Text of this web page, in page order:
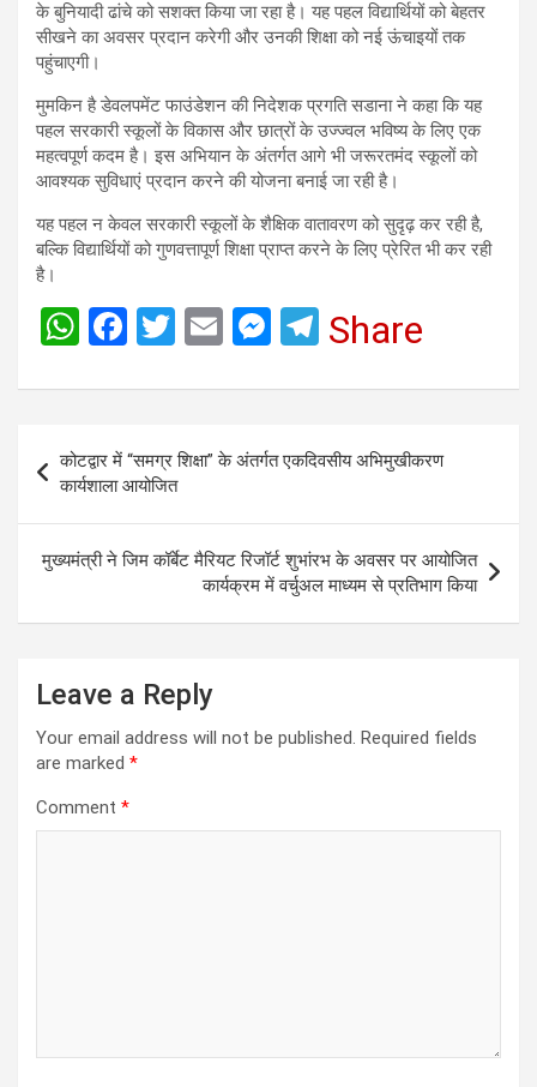
के बुनियादी ढांचे को सशक्त किया जा रहा है। यह पहल विद्यार्थियों को बेहतर
सीखने का अवसर प्रदान करेगी और उनकी शिक्षा को नई ऊंचाइयों तक
पहुंचाएगी।
मुमकिन है डेवलपमेंट फाउंडेशन की निदेशक प्रगति सडाना ने कहा कि यह
पहल सरकारी स्कूलों के विकास और छात्रों के उज्ज्वल भविष्य के लिए एक
महत्वपूर्ण कदम है। इस अभियान के अंतर्गत आगे भी जरूरतमंद स्कूलों को
आवश्यक सुविधाएं प्रदान करने की योजना बनाई जा रही है।
यह पहल न केवल सरकारी स्कूलों के शैक्षिक वातावरण को सुदृढ़ कर रही है,
बल्कि विद्यार्थियों को गुणवत्तापूर्ण शिक्षा प्राप्त करने के लिए प्रेरित भी कर रही
है।
W
at
A
p
p
F
ce
b
o
o
k
T
tt
er
E
ail
M
se
g
er
T
e
gr
a
m
Share
Post
navigation
कोटद्वार में “समग्र शिक्षा” के अंतर्गत एकदिवसीय अभिमुखीकरण
कार्यशाला आयोजित
मुख्यमंत्री ने जिम कॉर्बेट मैरियट रिजॉर्ट शुभांरभ के अवसर पर आयोजित
कार्यक्रम में वर्चुअल माध्यम से प्रतिभाग किया
Leave a Reply
Your email address will not be published. Required fields
are marked *
Comment *